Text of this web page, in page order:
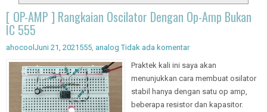
[ OP-AMP ] Rangkaian Oscilator Dengan Op-Amp Bukan
IC 555
ahocoolJuni 21, 2021 555 analog Tidak ada komentar
Praktek kali ini saya akan
menunjukkan cara membuat osilator
stabil hanya dengan satu op amp,
beberapa resistor dan kapasitor.